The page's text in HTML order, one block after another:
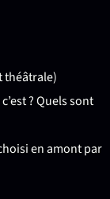
théâtrale)
? Quels sont
en amont par